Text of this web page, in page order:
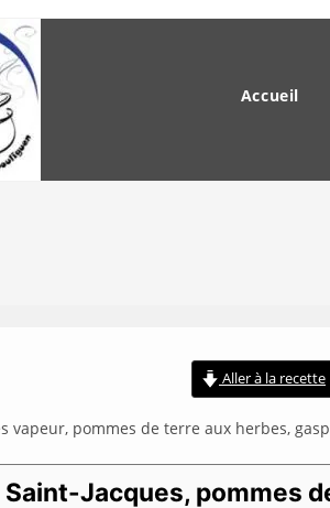
Accueil
Aller à la recette
vapeur, pommes de terre aux herbes,
Saint-Jacques, pommes